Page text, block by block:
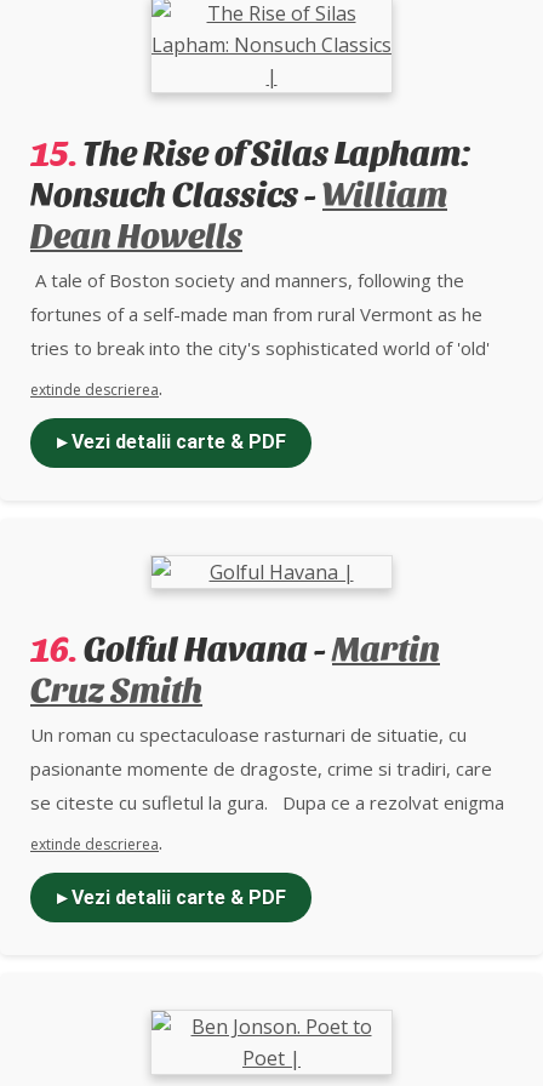
only novel, was originally published in 1963 under the
pseudonym Victoria Lucas. The novel is partially based on
Plath's own life and descent into mental illness, and has
15. The Rise of Silas Lapham:
Nonsuch Classics -William
Dean Howells
A tale of Boston society and manners, following the
fortunes of a self-made man from rural Vermont as he
tries to break into the city's sophisticated world of 'old'
money.
extinde descrierea.
▸ Vezi detalii carte & PDF
16. Golful Havana -Martin
Cruz Smith
Un roman cu spectaculoase rasturnari de situatie, cu
pasionante momente de dragoste, crime si tradiri, care
se citeste cu sufletul la gura. Dupa ce a rezolvat enigma
cadavrelor desfigurate in romanul de succes Gorky Park,
detectivul Arkady Renko se vede implicat intr-un caz nu
mai putin misterios: moartea unui fost spion KGB in
a fost gasit in apele golfului Havana. Cel putin asa sustine
politia locala. Arkady Renko este, insa, mai putin convins
ca mortul este prietenul sau. O indoiala care ii va atrage
extinde descrierea.
▸ Vezi detalii carte & PDF